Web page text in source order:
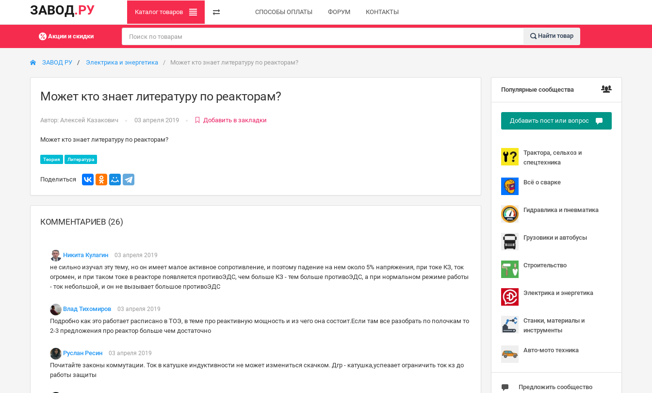
ЗАВОД.РУ Каталог товаров СПОСОБЫ ОПЛАТЫ ФОРУМ КОНТАКТЫ
Акции и скидки Найти товар
ЗАВОД РУ Электрика и энергетика Может кто знает литературу по реакторам?
Может кто знает литературу по реакторам?
Автор: Алексей Казакович 03 апреля 2019 Добавить в закладки
Может кто знает литературу по реакторам?
Теория Литература
Поделиться
КОММЕНТАРИЕВ (26)
Никита Кулагин 03 апреля 2019
не сильно изучал эту тему, но он имеет малое активное сопротивление, и поэтому падение на нем около 5% напряжения, при токе КЗ, ток
огромен, и при таком токе в реакторе появляется противоЭДС, чем больше КЗ - тем больше противоЭДС, а при нормальном режиме работы
- ток небольшой, и он не вызывает большое противоЭДС
Влад Тихомиров 03 апреля 2019
Подробно как это работает расписано в ТОЭ, в теме про реактивную мощность и из чего она состоит.Если там все разобрать по полочкам то
2-3 предложения про реактор больше чем достаточно
Руслан Ресин 03 апреля 2019
Почитайте законы коммутации. Ток в катушке индуктивности не может измениться скачком. Дгр - катушка,успеаает ограничить ток кз до
работы защиты
Популярные сообщества
Добавить пост или вопрос
Трактора, сельхоз и
спецтехника
Всё о сварке
Гидравлика и пневматика
Грузовики и автобусы
Строительство
Электрика и энергетика
Станки, материалы и
инструменты
Авто-мото техника
Предложить сообщество